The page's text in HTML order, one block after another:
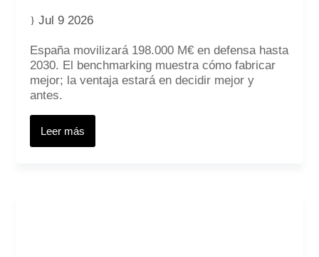
Jul 9 2026
España movilizará 198.000 M€ en defensa hasta
2030. El benchmarking muestra cómo fabricar
mejor; la ventaja estará en decidir mejor y
antes.
Leer más